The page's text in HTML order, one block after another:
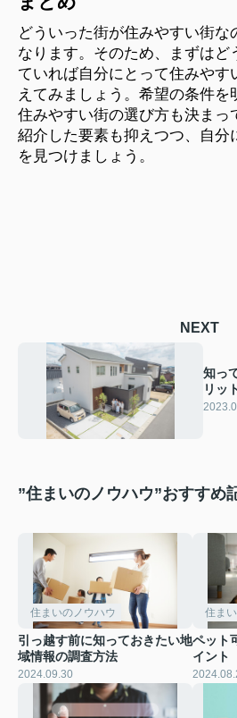
どういった街が住みやすい街
なります。そのため、まずはど
ていれば自分にとって住みやす
えてみましょう。希望の条件を
住みやすい街の選び方も決まっ
紹介した要素も抑えつつ、自分
を見つけましょう。
NEXT
知っ
リッ
”住まいのノウハウ”おすすめ
住まいのノウハウ
引っ越す前に知っておきたい地
域情報の調査方法
2024.09.30
住ま
ペット
イント